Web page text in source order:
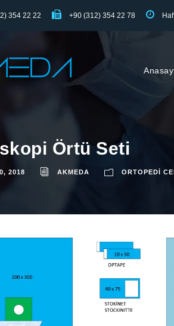
354 22 22 +90 (312) 354 22 78
Örtü Seti
2018 AKMEDA ORTOPEDI